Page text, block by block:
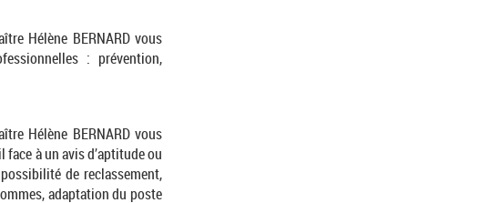
Hélène BERNARD vous
: prévention,
Hélène BERNARD vous
à un avis d’aptitude ou
de reclassement,
adaptation du poste